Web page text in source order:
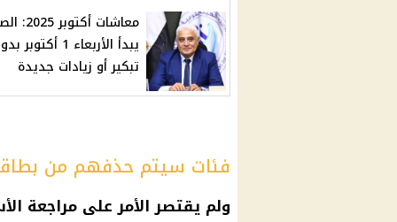
معاشات
يبدأ الأربعاء 1
تبكير أو زيادات جديدة
فئات سيتم حذفهم من
ولم يقتصر الأمر على مراجعة